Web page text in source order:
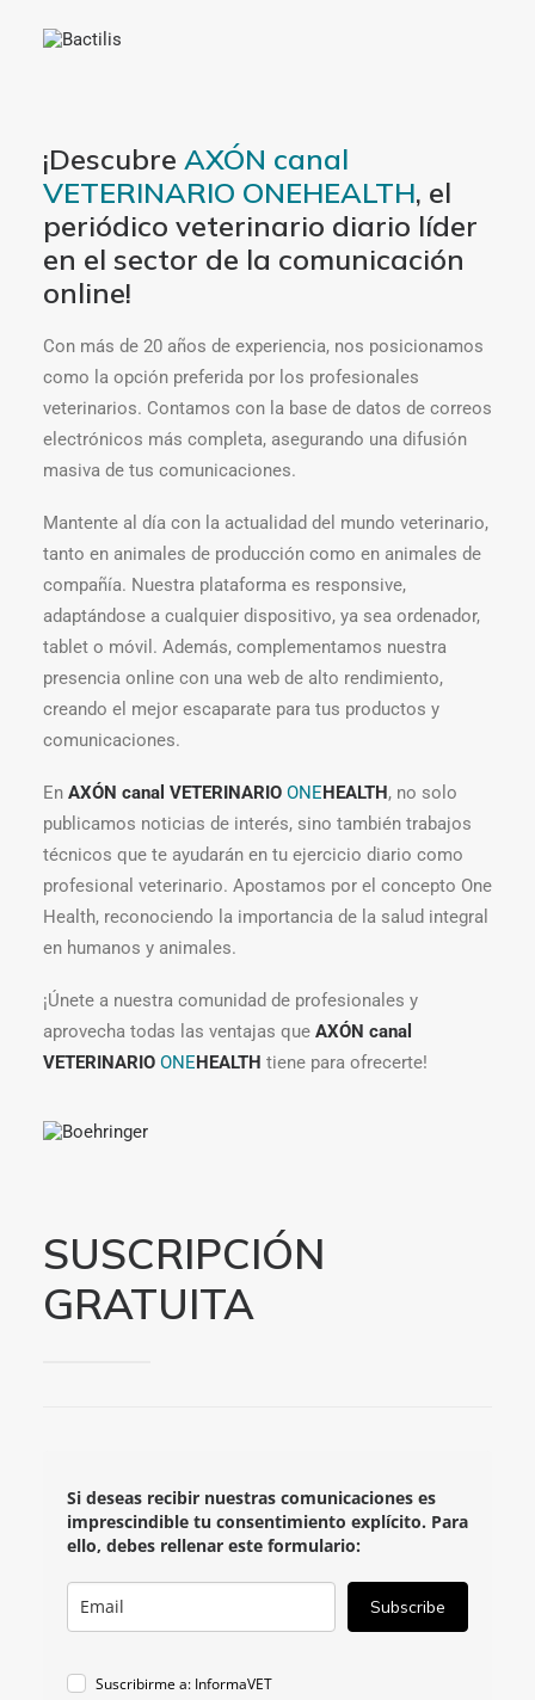
¡Descubre AXÓN canal
VETERINARIO ONEHEALTH, el
periódico veterinario diario líder
en el sector de la comunicación
online!
Con más de 20 años de experiencia, nos posicionamos
como la opción preferida por los profesionales
veterinarios. Contamos con la base de datos de correos
electrónicos más completa, asegurando una difusión
masiva de tus comunicaciones.
Mantente al día con la actualidad del mundo veterinario,
tanto en animales de producción como en animales de
compañía. Nuestra plataforma es responsive,
adaptándose a cualquier dispositivo, ya sea ordenador,
tablet o móvil. Además, complementamos nuestra
presencia online con una web de alto rendimiento,
creando el mejor escaparate para tus productos y
comunicaciones.
En AXÓN canal VETERINARIO ONEHEALTH, no solo
publicamos noticias de interés, sino también trabajos
técnicos que te ayudarán en tu ejercicio diario como
profesional veterinario. Apostamos por el concepto One
Health, reconociendo la importancia de la salud integral
en humanos y animales.
¡Únete a nuestra comunidad de profesionales y
aprovecha todas las ventajas que AXÓN canal
VETERINARIO ONEHEALTH tiene para ofrecerte!
SUSCRIPCIÓN
GRATUITA
Si deseas recibir nuestras comunicaciones es
imprescindible tu consentimiento explícito. Para
ello, debes rellenar este formulario:
Subscribe
Suscribirme a: InformaVET